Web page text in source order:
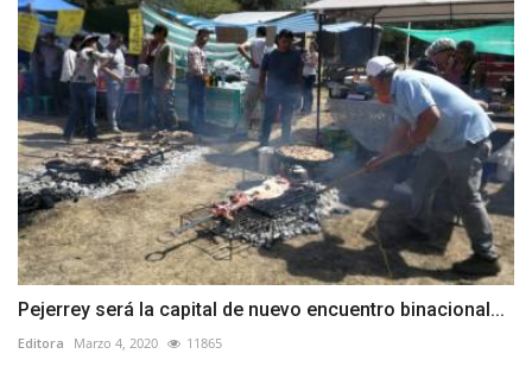
Pejerrey será la capital de nuevo encuentro binacional...
Editora Marzo 4, 2020 11865